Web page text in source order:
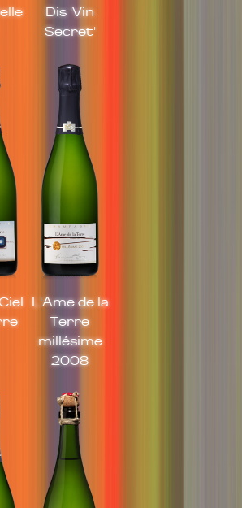
Dis 'Vin
Secret'
L'Ame de la
Terre
millésime
2008